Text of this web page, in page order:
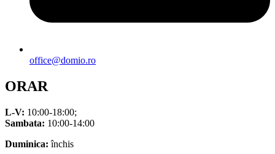
office@domio.ro
ORAR
L-V: 10:00-18:00;
Sambata: 10:00-14:00
Duminica: închis